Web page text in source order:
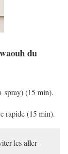
du
spray) (15 min).
rapide (15 min).
les aller-